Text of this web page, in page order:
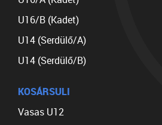
U16/B (Kadet)
U14 (Serdülő/A)
U14 (Serdülő/B)
KOSÁRSULI
Vasas U12